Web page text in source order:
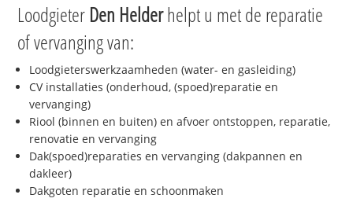
Loodgieter Den Helderhelpt u met de reparatie
of vervanging van:
Loodgieterswerkzaamheden (water- en gasleiding)
CV installaties (onderhoud, (spoed)reparatie en
vervanging)
Riool (binnen en buiten) en afvoer ontstoppen, reparatie,
renovatie en vervanging
Dak(spoed)reparaties en vervanging (dakpannen en
dakleer)
Dakgoten reparatie en schoonmaken